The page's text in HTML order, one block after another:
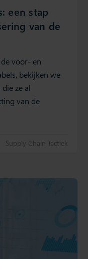
een stap
van de
voor- en
bekijken we
ze al
van de
Supply Chain Tactiek